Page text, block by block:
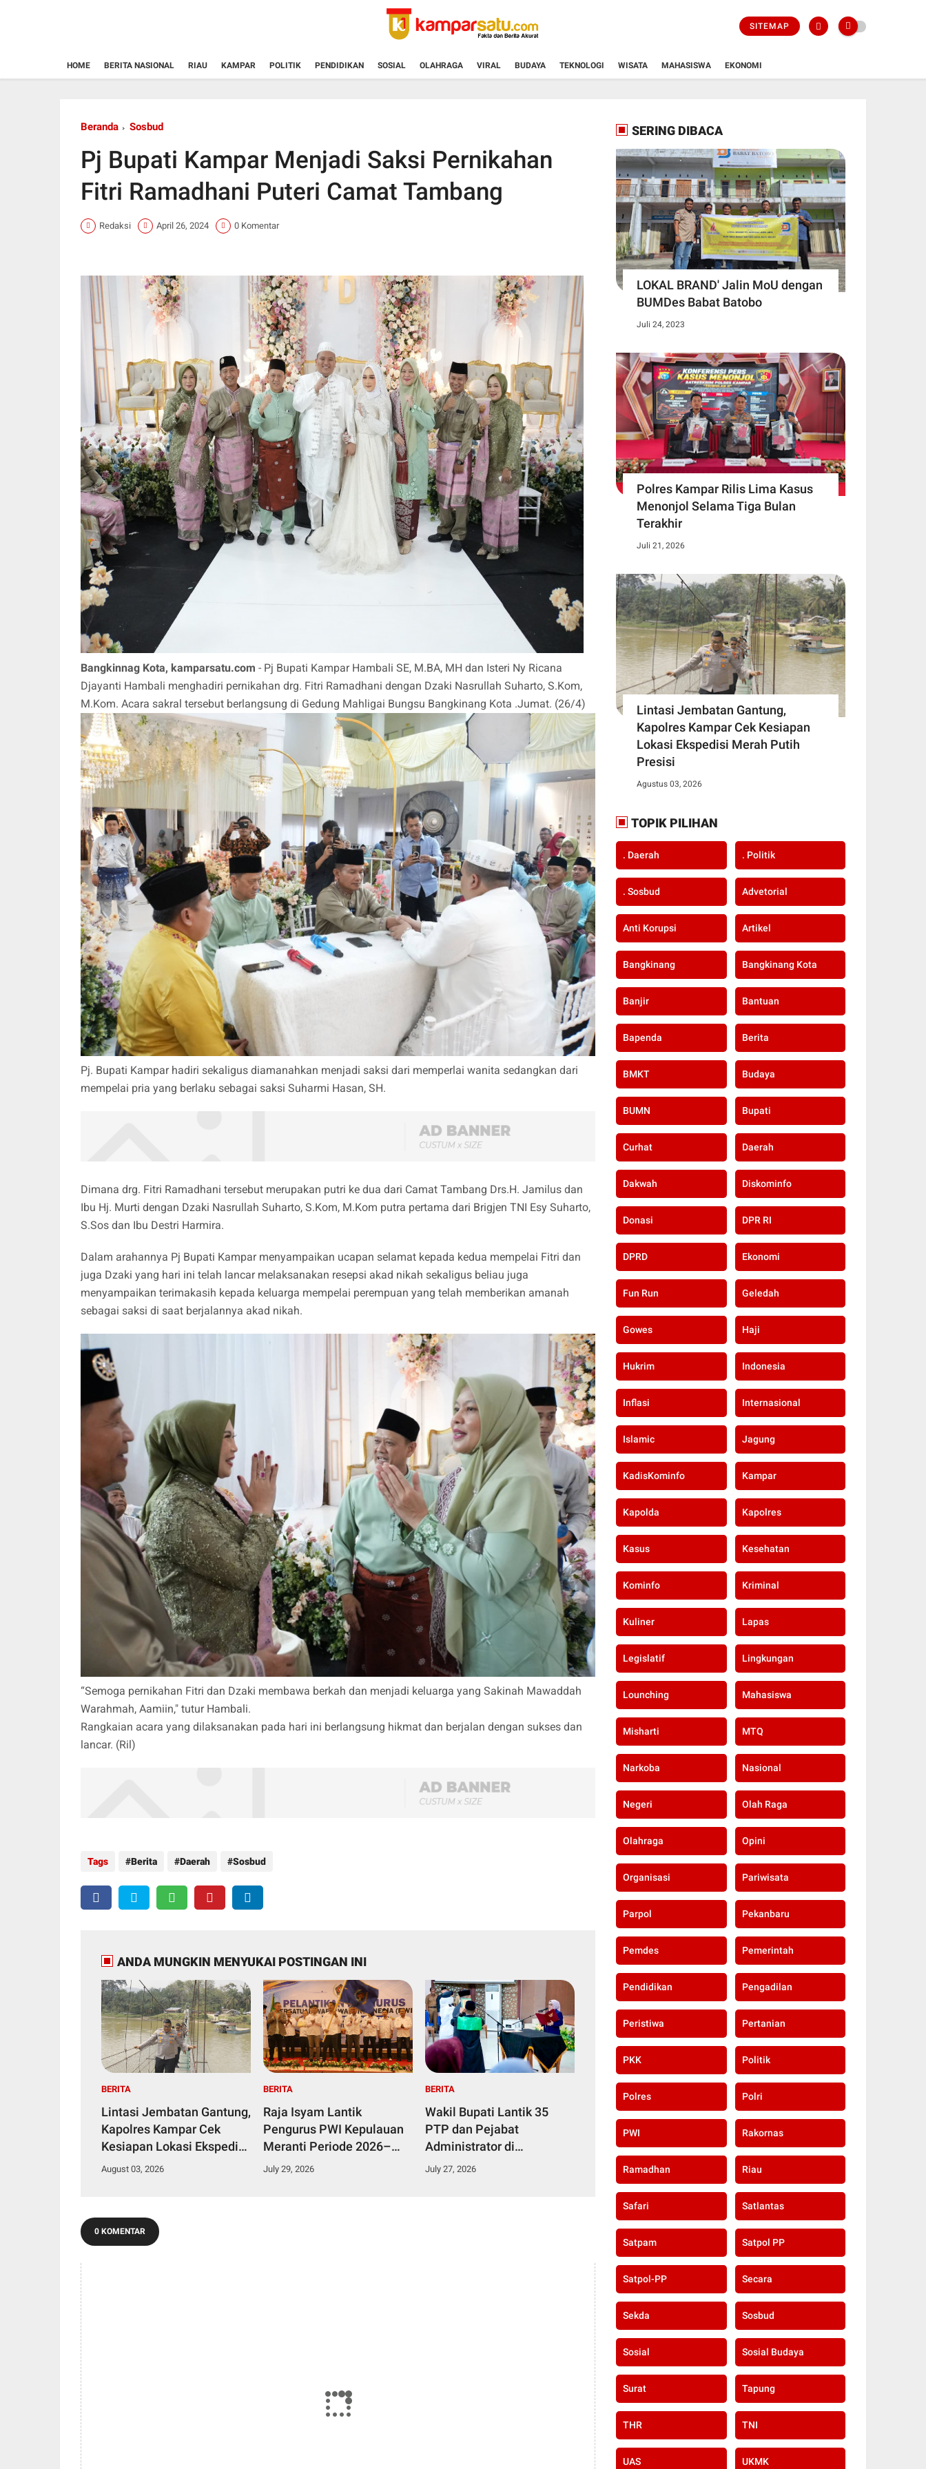
SITEMAP
HOME BERITA NASIONAL RIAU KAMPAR POLITIK PENDIDIKAN SOSIAL OLAHRAGA VIRAL BUDAYA TEKNOLOGI WISATA MAHASISWA EKONOMI
Beranda Sosbud
Pj Bupati Kampar Menjadi Saksi Pernikahan
Fitri Ramadhani Puteri Camat Tambang
Redaksi April 26, 2024 0 Komentar
Bangkinnag Kota, kamparsatu.com - Pj Bupati Kampar Hambali SE, M.BA, MH dan Isteri Ny Ricana
Djayanti Hambali menghadiri pernikahan drg. Fitri Ramadhani dengan Dzaki Nasrullah Suharto, S.Kom,
M.Kom. Acara sakral tersebut berlangsung di Gedung Mahligai Bungsu Bangkinang Kota .Jumat. (26/4)
Pj. Bupati Kampar hadiri sekaligus diamanahkan menjadi saksi dari memperlai wanita sedangkan dari
mempelai pria yang berlaku sebagai saksi Suharmi Hasan, SH.
Dimana drg. Fitri Ramadhani tersebut merupakan putri ke dua dari Camat Tambang Drs.H. Jamilus dan
Ibu Hj. Murti dengan Dzaki Nasrullah Suharto, S.Kom, M.Kom putra pertama dari Brigjen TNI Esy Suharto,
S.Sos dan Ibu Destri Harmira.
Dalam arahannya Pj Bupati Kampar menyampaikan ucapan selamat kepada kedua mempelai Fitri dan
juga Dzaki yang hari ini telah lancar melaksanakan resepsi akad nikah sekaligus beliau juga
menyampaikan terimakasih kepada keluarga mempelai perempuan yang telah memberikan amanah
sebagai saksi di saat berjalannya akad nikah.
“Semoga pernikahan Fitri dan Dzaki membawa berkah dan menjadi keluarga yang Sakinah Mawaddah
Warahmah, Aamiin," tutur Hambali.
Rangkaian acara yang dilaksanakan pada hari ini berlangsung hikmat dan berjalan dengan sukses dan
lancar. (Ril)
Tags Berita Daerah Sosbud
ANDA MUNGKIN MENYUKAI POSTINGAN INI
BERITA
Lintasi Jembatan Gantung,
Kapolres Kampar Cek
Kesiapan Lokasi Ekspedisi
Merah Putih Presisi
August 03, 2026
BERITA
Raja Isyam Lantik
Pengurus PWI Kepulauan
Meranti Periode 2026–
2029
July 29, 2026
BERITA
Wakil Bupati Lantik 35
PTP dan Pejabat
Administrator di
Lingkungan Pemkab
July 27, 2026
0 KOMENTAR
SERING DIBACA
LOKAL BRAND' Jalin MoU dengan
BUMDes Babat Batobo
Juli 24, 2023
Polres Kampar Rilis Lima Kasus
Menonjol Selama Tiga Bulan
Terakhir
Juli 21, 2026
Lintasi Jembatan Gantung,
Kapolres Kampar Cek Kesiapan
Lokasi Ekspedisi Merah Putih
Presisi
Agustus 03, 2026
TOPIK PILIHAN
. Daerah . Politik
. Sosbud Advetorial
Anti Korupsi Artikel
Bangkinang Bangkinang Kota
Banjir Bantuan
Bapenda Berita
BMKT Budaya
BUMN Bupati
Curhat Daerah
Dakwah Diskominfo
Donasi DPR RI
DPRD Ekonomi
Fun Run Geledah
Gowes Haji
Hukrim Indonesia
Inflasi Internasional
Islamic Jagung
KadisKominfo Kampar
Kapolda Kapolres
Kasus Kesehatan
Kominfo Kriminal
Kuliner Lapas
Legislatif Lingkungan
Lounching Mahasiswa
Misharti MTQ
Narkoba Nasional
Negeri Olah Raga
Olahraga Opini
Organisasi Pariwisata
Parpol Pekanbaru
Pemdes Pemerintah
Pendidikan Pengadilan
Peristiwa Pertanian
PKK Politik
Polres Polri
PWI Rakornas
Ramadhan Riau
Safari Satlantas
Satpam Satpol PP
Satpol-PP Secara
Sekda Sosbud
Sosial Sosial Budaya
Surat Tapung
THR TNI
UAS UKMK